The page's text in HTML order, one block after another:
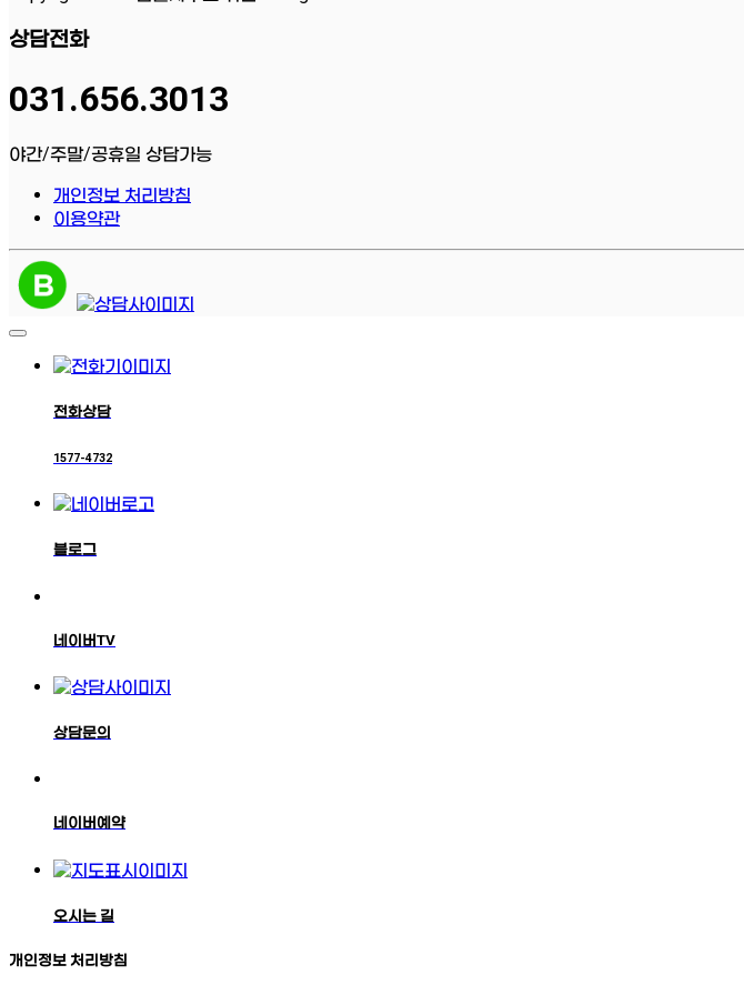
상담전화
031.656.3013
야간/주말/공휴일 상담가능
개인정보 처리방침
이용약관
전화상담
1577-4732
블로그
네이버TV
상담문의
네이버예약
오시는 길
개인정보 처리방침